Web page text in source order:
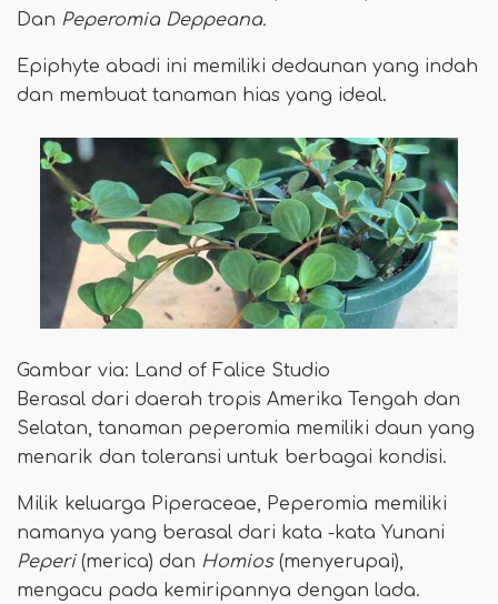
Dan Peperomia Deppeana.
Epiphyte abadi ini memiliki dedaunan yang indah
dan membuat tanaman hias yang ideal.
Gambar via: Land of Falice Studio
Berasal dari daerah tropis Amerika Tengah dan
Selatan, tanaman peperomia memiliki daun yang
menarik dan toleransi untuk berbagai kondisi.
Milik keluarga Piperaceae, Peperomia memiliki
namanya yang berasal dari kata -kata Yunani
Peperi (merica) dan Homios (menyerupai),
mengacu pada kemiripannya dengan lada.